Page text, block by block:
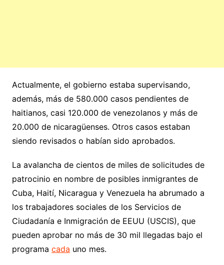
Actualmente, el gobierno estaba supervisando,
además, más de 580.000 casos pendientes de
haitianos, casi 120.000 de venezolanos y más de
20.000 de nicaragüenses. Otros casos estaban
siendo revisados ​​o habían sido aprobados.
La avalancha de cientos de miles de solicitudes de
patrocinio en nombre de posibles inmigrantes de
Cuba, Haití, Nicaragua y Venezuela ha abrumado a
los trabajadores sociales de los Servicios de
Ciudadanía e Inmigración de EEUU (USCIS), que
pueden aprobar no más de 30 mil llegadas bajo el
programa cada uno mes.